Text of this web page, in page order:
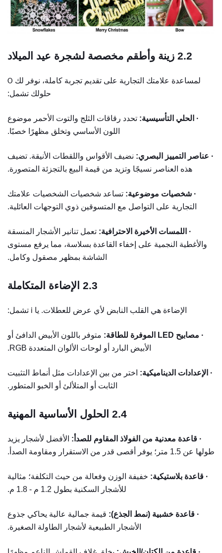
2.2 زينة وأطقم مخصصة لشجرة عيد الميلاد
لمساعدة علامتك التجارية على تقديم تجربة كاملة، نوفر لك O
حلولك تشمل:
· الحلي التأسيسية: تحدد رقاقات الثلج والتوت الأحمر موضوع
اللون الأساسي وتخلق مظهرًا خصبًا.
· عناصر التمييز البصري: نضيف الأقواس واللقطات الأنيقة. تضيف
هذه العناصر نسيجًا وتزيد من قيمة البيع بالتجزئة المتصورة.
· شخصيات موضوعية: تساعد شخصيات الشخصيات علامتك
التجارية على التواصل مع المتسوقين ذوي التوجهات العائلية.
· اللمسات الأخيرة الاحترافية: تعمل تنانير الأشجار المنسقة
والأغطية النجمية على إخفاء القاعدة بسلاسة، مما يرفع مستوى
الشاشة بمظهر مصقول وكامل.
2.3 الإضاءة المتكاملة
الإضاءة هي القلب النابض لأي عرض للعطلات. يا i تشمل:
· مصابيح LED الموفرة للطاقة:
متوفر باللون الأبيض الدافئ أو
الأبيض البارد أو لوحات الألوان المتعددة RGB.
· الإعدادات الديناميكية: اختر من بين الإعدادات مثل أنماط التثبيت
الثابت أو المتلألئ أو الخبو المتطور.
2.4 الحلول الأساسية المهنية
· قاعدة معدنية من الفولاذ المقاوم للصدأ: الأفضل لأشجار يزيد
طولها عن 1.5 متر؛ يوفر أقصى قدر من الاستقرار ومقاومة الصدأ.
· قاعدة بلاستيكية: خفيفة الوزن وفعالة من حيث التكلفة؛ مثالية
للأشجار السكنية بطول 1.2 م - 1.8 م.
· قاعدة خشبية (نمط الجذع): قيمة جمالية عالية يحاكي جذوع
الأشجار الطبيعية لأشجار الطاولة الصغيرة.